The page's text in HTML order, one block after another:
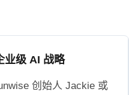
业级 AI 战略
创始人 Jackie 或